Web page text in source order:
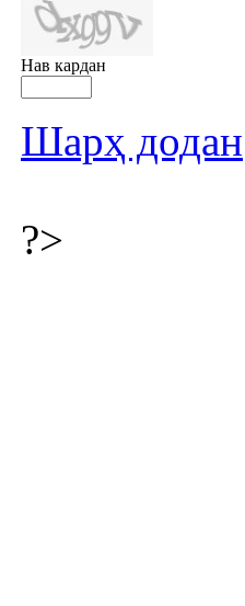
Нав кардан
Шарҳ додан
?>